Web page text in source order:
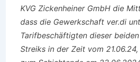
KVG Zickenheiner GmbH die
dass die Gewerkschaft ver.di
Tarifbeschäftigten dieser
Streiks in der Zeit vom